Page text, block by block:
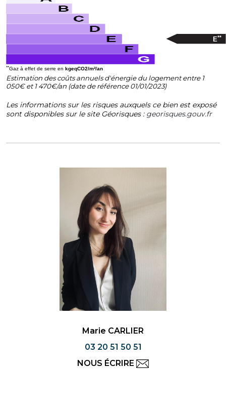
E**
**Gaz à effet de serre en kgeqCO2/m²/an
Estimation des coûts annuels d'énergie du logement entre 1
050€ et 1 470€/an (date de référence 01/01/2023)
Les informations sur les risques auxquels ce bien est exposé
sont disponibles sur le site Géorisques : georisques.gouv.fr
Marie CARLIER
03 20 51 50 51
NOUS ÉCRIRE